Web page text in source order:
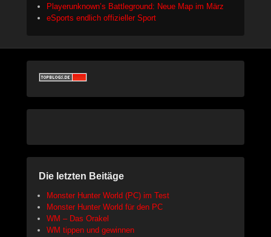
Playerunknown’s Battleground: Neue Map im März
eSports endlich offizieller Sport
Die letzten Beitäge
Monster Hunter World (PC) im Test
Monster Hunter World für den PC
WM – Das Orakel
WM tippen und gewinnen